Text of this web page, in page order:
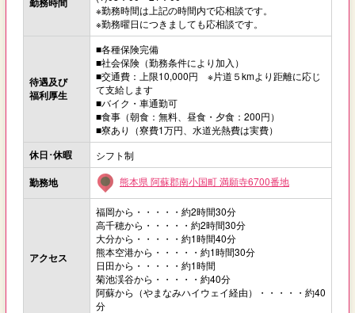
※勤務時間は上記の時間内で応相談です。
※勤務曜日につきましても応相談です。
待遇及び
福利厚生
■各種保険完備
■社会保険（勤務条件により加入）
■交通費：上限10,000円 ※片道５kmより距離に応じ
て支給します
■バイク・車通勤可
■食事（朝食：無料、昼食・夕食：200円）
■寮あり（寮費1万円、水道光熱費は実費）
休日･休暇 シフト制
勤務地 熊本県 阿蘇郡南小国町 満願寺6700番地
アクセス
福岡から・・・・・約2時間30分
高千穂から・・・・・約2時間30分
大分から・・・・・約1時間40分
熊本空港から・・・・・約1時間30分
日田から・・・・・約1時間
菊池渓谷から・・・・・約40分
阿蘇から（やまなみハイウェイ経由）・・・・・約40
分